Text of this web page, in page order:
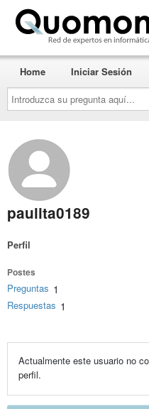
Introduzca
su
pregunta
aquí...
Home Iniciar Sesión
paulita0189
Perfil
Postes
Preguntas 1
Respuestas 1
Actualmente este usuario no
perfil.